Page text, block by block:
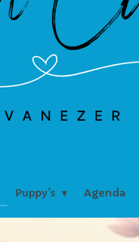
Puppy's Agenda